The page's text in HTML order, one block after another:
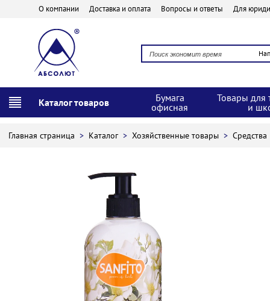
О компании Доставка и оплата Вопросы и ответы Для
Каталог товаров
Бумага
офисная
Товары для
и
Главная страница > Каталог > Хозяйственные товары >